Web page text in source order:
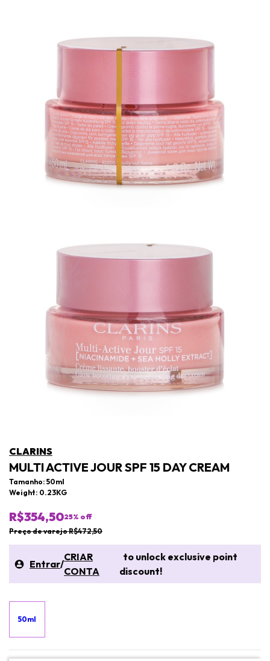
CLARINS
MULTI ACTIVE JOUR SPF 15 DAY CREAM
Tamanho: 50ml
Weight: 0.23KG
R$354,5025% off
Preço de varejo R$472,50
Entrar/
CRIAR
CONTA
to unlock exclusive point
discount!
50ml